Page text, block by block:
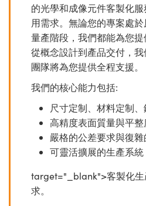
的光學和成像元件客製化
用需求。無論您的專案處
量產階段，我們都能為您提
從概念設計到產品交付，
團隊將為您提供全程支援。
我們的核心能力包括:
尺寸定制、材料定制
高精度表面質量與平整
嚴格的公差要求與復
可靈活擴展的生產系
target="_blank">客製化生
求。